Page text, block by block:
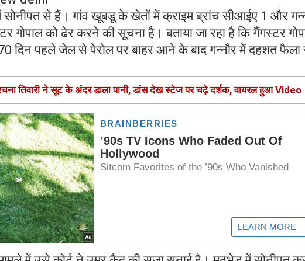
सोनीपत से हैं। गांव खूबडू के खेतों में क्राइम ब्रांच सीआईए 1 और
गोपाल को ढेर करने की सूचना है। बताया जा रहा है कि गैंगस्टर
दिन पहले जेल से पेरोल पर बाहर आने के बाद गन्नौर में दहशत फैला
तिवारी ने सूट के अंदर डाला पानी, डांस देख स्टेज पर चढ़े दर्शक, वायरल हुआ Video